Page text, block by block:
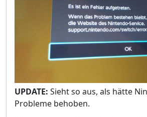
UPDATE: Sieht so aus, als hätte
Probleme behoben.